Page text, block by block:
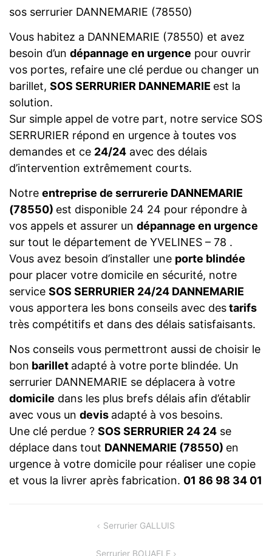
sos serrurier DANNEMARIE (78550)
Vous habitez a DANNEMARIE (78550) et avez
besoin d’un dépannage en urgence pour ouvrir
vos portes, refaire une clé perdue ou changer un
barillet, SOS SERRURIER DANNEMARIE est la
solution.
Sur simple appel de votre part, notre service SOS
SERRURIER répond en urgence à toutes vos
demandes et ce 24/24 avec des délais
d’intervention extrêmement courts.
Notre entreprise de serrurerie DANNEMARIE
(78550) est disponible 24 24 pour répondre à
vos appels et assurer un dépannage en urgence
sur tout le département de YVELINES – 78 .
Vous avez besoin d’installer une porte blindée
pour placer votre domicile en sécurité, notre
service SOS SERRURIER 24/24 DANNEMARIE
vous apportera les bons conseils avec destarifs
très compétitifs et dans des délais satisfaisants.
Nos conseils vous permettront aussi de choisir le
bon barillet adapté à votre porte blindée. Un
serrurier DANNEMARIE se déplacera à votre
domicile dans les plus brefs délais afin d’établir
avec vous un devis adapté à vos besoins.
Une clé perdue ? SOS SERRURIER 24 24 se
déplace dans tout DANNEMARIE (78550) en
urgence à votre domicile pour réaliser une copie
et vous la livrer après fabrication. 01 86 98 34 01
Serrurier GALLUIS
Serrurier BOUAFLE